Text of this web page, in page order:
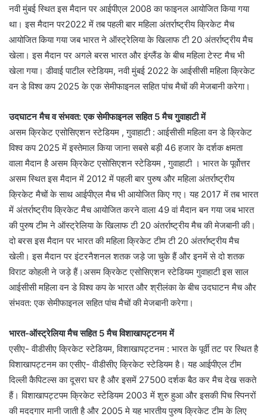
नवी मुंबई स्थित इस मैदान पर आईपीएल 2008 का फाइनल आयोजित किया गया
था। इस मैदान पर2022 में तब पहली बार महिला अंतर्राष्ट्रीय क्रिकेट मैच
आयोजित किया गया जब भारत ने ऑस्ट्रेलिया के खिलाफ टी 20 अंतर्राष्ट्रीय मैच
खेला। इस मैदान पर अगले बरस भारत और इंग्लैंड के बीच महिला टेस्ट मैच भी
खेला गया। डीवाई पाटील स्टेडियम, नवी मुंबई 2022 के आईसीसी महिला क्रिकेट
वन डे विश्व कप 2025 के एक सेमीफाइनल सहित पांच मैचों की मेजबानी करेगा।
उदघाटन मैच व संभवत: एक सेमीफाइनल सहित 5 मैच गुवाहाटी में
असम क्रिकेट एसोसिएशन स्टेडियम , गुवाहाटी : आईसीसी महिला वन डे क्रिकेट
विश्व कप 2025 में इस्तेमाल किया जाना सबसे बड़ी 46 हजार के दर्शक क्षमता
वाला मैदान है असम क्रिकेट एसोसिएशन स्टेडियम , गुवाहाटी । भारत के पूर्वोत्तर
असम स्थित इस मैदान में 2012 में पहली बार पुरुष और महिला अंतर्राष्ट्रीय
क्रिकेट मैचों के साथ आईपीएल मैच भी आयोजित किए गए। यह 2017 में तब भारत
में अंतर्राष्ट्रीय क्रिकेट मैच आयोजित करने वाला 49 वां मैदान बन गया जब भारत
की पुरुष टीम ने ऑस्ट्रेलिया के खिलाफ टी 20 अंतर्राष्ट्रीय मैच की मेजबानी की।
दो बरस इस मैदान पर भारत की महिला क्रिकेट टीम टी 20 अंतर्राष्ट्रीय मैच
खेली। इस मैदान पर इंटरनैशनल शतक जड़े जा चुके हैं और इनमें से दो शतक
विराट कोहली ने जड़े हैं।असम क्रिकेट एसोसिएशन स्टेडियम गुवाहाटी इस साल
आईसीसी महिला वन डे विश्व कप के भारत और श्रीलंका के बीच उदघाटन मैच और
संभवत: एक सेमीफाइनल सहित पांच मैचों की मेजबानी करेगा।
भारत-ऑस्ट्रेलिया मैच सहित 5 मैच विशाखापट्टनम में
एसीए- वीडीसीए क्रिकेट स्टेडियम, विशाखापट्टनम : भारत के पूर्वी तट पर स्थित है
विशाखापट्टनम का एसीए- वीडीसीए क्रिकेट स्टेडियम है। यह आईपीएल टीम
दिल्ली कैपिटल्स का दूसरा घर है और इसमें 27500 दर्शक बैठ कर मैच देख सकते
हैं। विशाखापट्टपम क्रिकेट स्टेडियम 2003 में शुरु हुआ और इसकी पिच स्पिनरों
की मददगार मानी जाती है और 2005 मे यह भारतीय पुरुष क्रिकेट टीम के लिए